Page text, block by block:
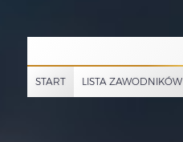
START LISTA ZAWODNIKÓW